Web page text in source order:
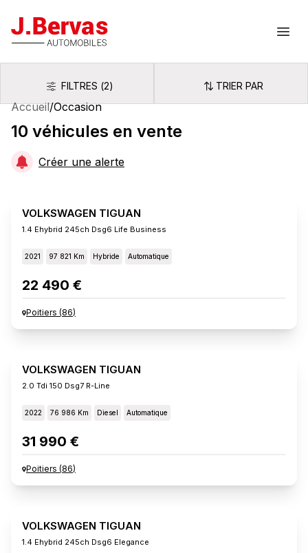
J.Bervas
FiltresFILTRES (2) Trier par
TRIER PAR
Accueil/Occasion
10 véhicules en vente
Créer une alerte
VOLKSWAGEN TIGUAN
1.4 Ehybrid 245ch Dsg6 Life Business
2021 97 821 Km Hybride Automatique
22 490 €
Poitiers (86)
VOLKSWAGEN TIGUAN
2.0 Tdi 150 Dsg7 R-Line
2022 76 986 Km Diesel Automatique
31 990 €
Poitiers (86)
VOLKSWAGEN TIGUAN
1.4 Ehybrid 245ch Dsg6 Elegance